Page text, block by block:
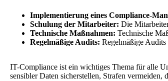
Implementierung eines Compliance-
Schulung der Mitarbeiter: Die
Technische Maßnahmen: Technische
Regelmäßige Audits: Regelmäßige
IT-Compliance ist ein wichtiges Thema für alle
sensibler Daten sicherstellen, Strafen vermeiden,